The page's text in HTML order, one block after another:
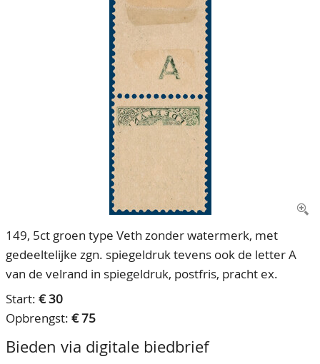
149, 5ct groen type Veth zonder watermerk, met
gedeeltelijke zgn. spiegeldruk tevens ook de letter A
van de velrand in spiegeldruk, postfris, pracht ex.
Start: € 30
Opbrengst: € 75
Bieden via digitale biedbrief